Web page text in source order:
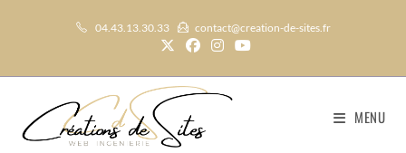
04.43.13.30.33 contact@creation-de-sites.fr
MENU